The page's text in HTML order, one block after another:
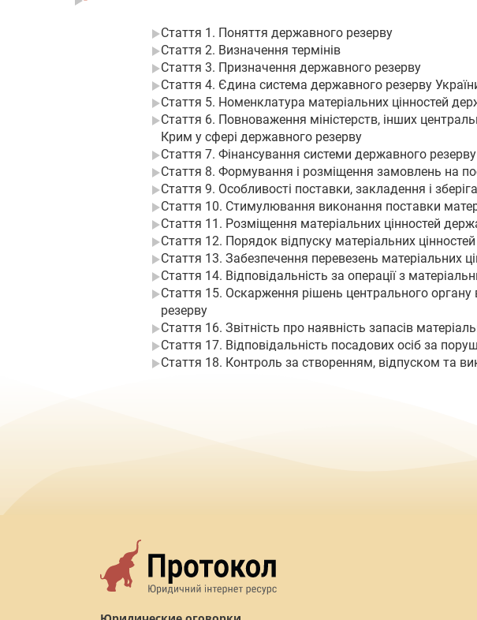
Стаття 1. Поняття державного резерву
Стаття 2. Визначення термінів
Стаття 3. Призначення державного резерву
Стаття 4. Єдина система державного резерву
Стаття 5. Номенклатура матеріальних цінностей
Стаття 6. Повноваження міністерств, інших
Крим у сфері державного резерву
Стаття 7. Фінансування системи державного резерву
Стаття 8. Формування і розміщення замовлень на
Стаття 9. Особливості поставки, закладення і
Стаття 10. Стимулювання виконання поставки
Стаття 11. Розміщення матеріальних цінностей
Стаття 12. Порядок відпуску матеріальних
Стаття 13. Забезпечення перевезень матеріальних
Стаття 14. Відповідальність за операції з
Стаття 15. Оскарження рішень центрального
резерву
Стаття 16. Звітність про наявність запасів
Стаття 17. Відповідальність посадових осіб за
Стаття 18. Контроль за створенням, відпуском та